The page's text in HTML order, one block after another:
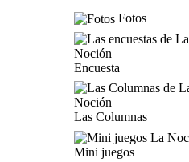
Fotos
Encuesta
Las Columnas
Mini juegos